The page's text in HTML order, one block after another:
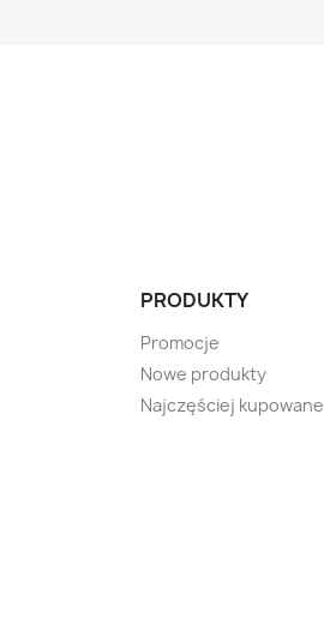
PRODUKTY
Promocje
Nowe produkty
Najczęściej kupowane